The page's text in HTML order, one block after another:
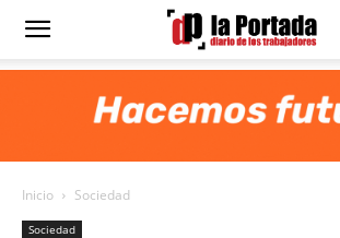
Diario
Portada
Inicio Sociedad
Sociedad